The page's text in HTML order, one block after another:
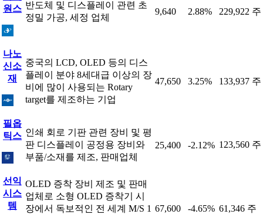
원스 반도체 및 디스플레이 관련 초
정밀 가공, 세정 업체
9,640 2.88% 229,922 주
나노
신소
재
중국의 LCD, OLED 등의 디스
플레이 분야 8세대급 이상의 장
비에 많이 사용되는 Rotary
target를 제조하는 기업
47,650 3.25% 133,937 주
필옵
틱스 인쇄 회로 기판 관련 장비 및 평
판 디스플레이 공정용 장비와
부품/소재를 제조, 판매업체
25,400 -2.12% 123,560 주
선익
시스
템
OLED 증착 장비 제조 및 판매
업체로 소형 OLED 증착기 시
장에서 독보적인 전 세계 M/S 1 67,600 -4.65% 61,346 주